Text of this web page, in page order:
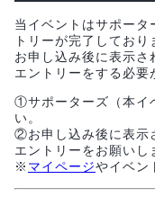
当イベントはサポータ
トリーが完了しており
お申し込み後に表示
エントリーをする必要
①サポーターズ（本イ
い。
②お申し込み後に表示
エントリーをお願いし
※ マイページやイベン